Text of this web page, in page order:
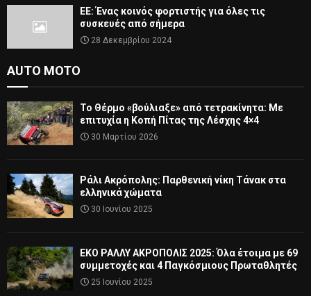
ΕΕ: Ένας κοινός φορτιστής για όλες τις
συσκευές από σήμερα
28 Δεκεμβρίου 2024
AUTO MOTO
Το Θέρμο «βούλιαξε» από τετρακίνητα: Με
επιτυχία η Κοπή Πίτας της Λέσχης 4×4
30 Μαρτίου 2026
Ράλι Ακρόπολης: Παρθενική νίκη Τάνακ στα
ελληνικά χώματα
30 Ιουνίου 2025
ΕΚΟ ΡΑΛΛΥ ΑΚΡΟΠΟΛΙΣ 2025: Όλα έτοιμα με 69
συμμετοχές και 4 Παγκόσμιους Πρωταθλητές
25 Ιουνίου 2025